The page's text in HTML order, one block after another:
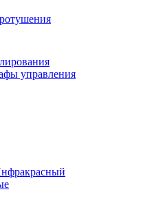
управления